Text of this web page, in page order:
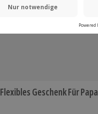
Flexibles Geschenk Für Papa